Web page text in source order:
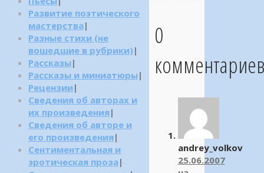
0
andrey_volkov
25.06.2007
Развитие поэтического
мастерства |
Разные стихи (не
вошедшие в рубрики) |
Рассказы |
Рассказы и миниатюры |
Рецензии |
Сведения об авторах и
их произведения |
Сведения об авторе и
его произведения |
Сентиментальная и
эротическая проза |